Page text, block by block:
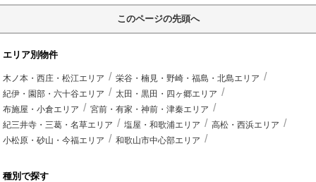
このページの先頭へ
エリア別物件
木ノ本・西庄・松江エリア
栄谷・楠見・野崎・福島・北島エリア
紀伊・園部・六十谷エリア
太田・黒田・四ヶ郷エリア
布施屋・小倉エリア
宮前・有家・神前・津秦エリア
紀三井寺・三葛・名草エリア
塩屋・和歌浦エリア
高松・西浜エリア
小松原・砂山・今福エリア
和歌山市中心部エリア
種別で探す